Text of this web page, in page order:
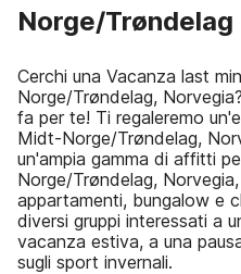
Norge/Trøndelag
Cerchi una Vacanza last
Norge/Trøndelag,
fa per te! Ti regaleremo
Midt-Norge/Trøndelag,
un'ampia gamma di affitti
Norge/Trøndelag,
appartamenti, bungalow e
diversi gruppi interessati a
vacanza estiva, a una
sugli sport invernali.